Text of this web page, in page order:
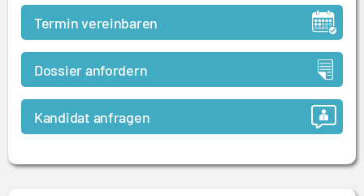
Termin vereinbaren
Dossier anfordern
Kandidat anfragen